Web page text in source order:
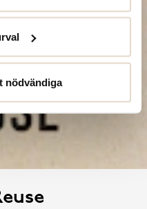
nödvändiga